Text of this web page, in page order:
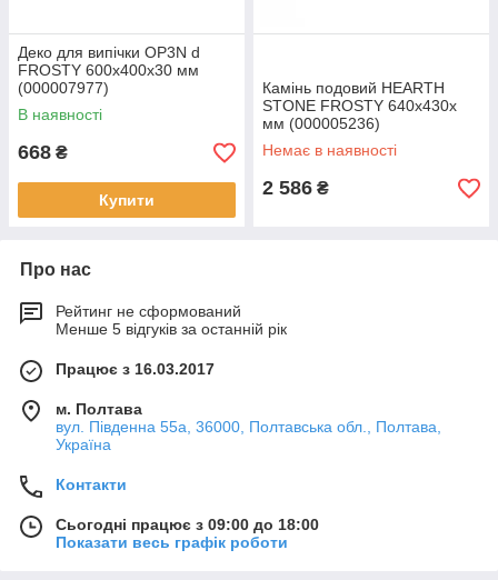
Деко для випічки OP3N d
FROSTY 600x400x30 мм
(000007977)
В наявності
668 ₴
Купити
Камінь подовий HEARTH
STONE FROSTY 640x430x
мм (000005236)
Немає в наявності
2 586 ₴
Про нас
Рейтинг не сформований
Менше 5 відгуків за останній рік
Працює з 16.03.2017
м. Полтава
вул. Південна 55а, 36000, Полтавська обл., Полтава,
Україна
Контакти
Сьогодні працює з 09:00 до 18:00
Показати весь графік роботи